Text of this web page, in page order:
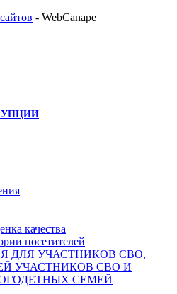
- WebCanape
качества
посетителей
ДЛЯ УЧАСТНИКОВ СВО,
УЧАСТНИКОВ СВО И
СЕМЕЙ